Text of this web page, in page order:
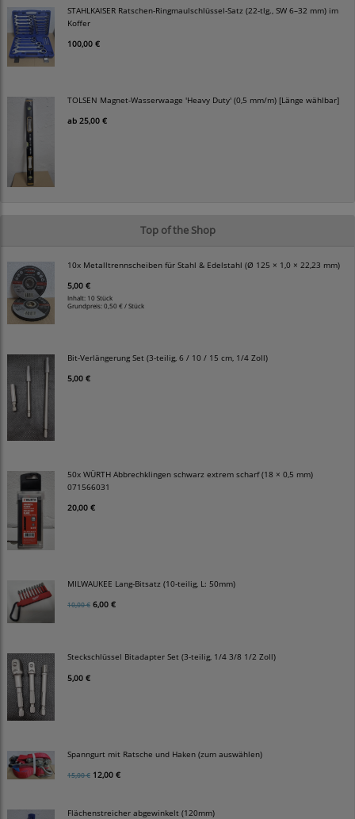
STAHLKAISER Ratschen-Ringmaulschlüssel-Satz (22-tlg., SW 6–32 mm) im
Koffer
100,00 €
TOLSEN Magnet-Wasserwaage 'Heavy Duty' (0,5 mm/m) [Länge wählbar]
ab 25,00 €
Top of the Shop
10x Metalltrennscheiben für Stahl & Edelstahl (Ø 125 × 1,0 × 22,23 mm)
5,00 €
Inhalt: 10 Stück
Grundpreis:0,50 € / Stück
Bit-Verlängerung Set (3-teilig, 6 / 10 / 15 cm, 1/4 Zoll)
5,00 €
50x WÜRTH Abbrechklingen schwarz extrem scharf (18 × 0,5 mm)
071566031
20,00 €
MILWAUKEE Lang-Bitsatz (10-teilig, L: 50mm)
10,00 € 6,00 €
Steckschlüssel Bitadapter Set (3-teilig, 1/4 3/8 1/2 Zoll)
5,00 €
Spanngurt mit Ratsche und Haken (zum auswählen)
15,00 € 12,00 €
Flächenstreicher abgewinkelt (120mm)